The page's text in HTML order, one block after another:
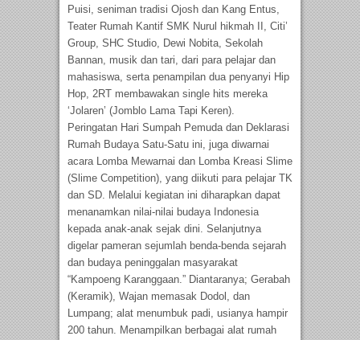
Puisi, seniman tradisi Ojosh dan Kang Entus,
Teater Rumah Kantif SMK Nurul hikmah II, Citi’
Group, SHC Studio, Dewi Nobita, Sekolah
Bannan, musik dan tari, dari para pelajar dan
mahasiswa, serta penampilan dua penyanyi Hip
Hop, 2RT membawakan single hits mereka
‘Jolaren’ (Jomblo Lama Tapi Keren).
Peringatan Hari Sumpah Pemuda dan Deklarasi
Rumah Budaya Satu-Satu ini, juga diwarnai
acara Lomba Mewarnai dan Lomba Kreasi Slime
(Slime Competition), yang diikuti para pelajar TK
dan SD. Melalui kegiatan ini diharapkan dapat
menanamkan nilai-nilai budaya Indonesia
kepada anak-anak sejak dini. Selanjutnya
digelar pameran sejumlah benda-benda sejarah
dan budaya peninggalan masyarakat
“Kampoeng Karanggaan.” Diantaranya; Gerabah
(Keramik), Wajan memasak Dodol, dan
Lumpang; alat menumbuk padi, usianya hampir
200 tahun. Menampilkan berbagai alat rumah